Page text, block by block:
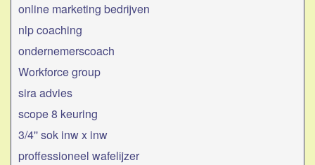
online marketing bedrijven
nlp coaching
​ondernemerscoach
Workforce group
sira advies
scope 8 keuring
3/4'' sok inw x inw
proffessioneel wafelijzer